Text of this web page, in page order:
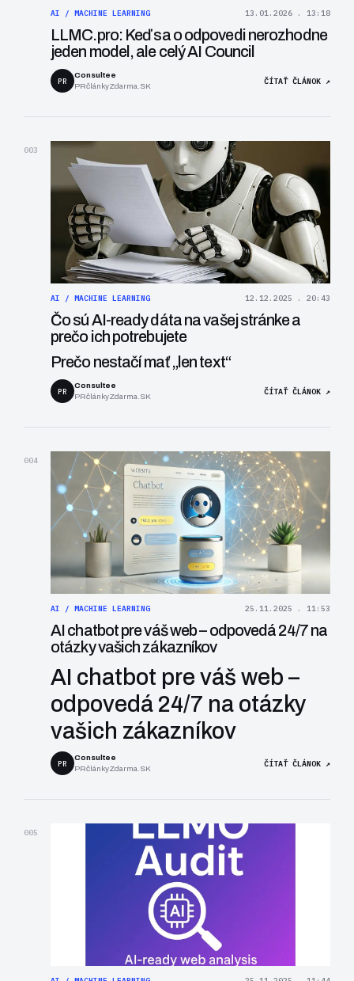
AI / MACHINE LEARNING 13.01.2026 . 13:18
LLMC.pro: Keď sa o odpovedi nerozhodne
jeden model, ale celý AI Council
PR
Consultee
PRčlánkyZdarma.SK
ČÍTAŤ ČLÁNOK ↗
003
AI / MACHINE LEARNING 12.12.2025 . 20:43
Čo sú AI-ready dáta na vašej stránke a
prečo ich potrebujete
Prečo nestačí mať „len text“
PR
Consultee
PRčlánkyZdarma.SK
ČÍTAŤ ČLÁNOK ↗
004
AI / MACHINE LEARNING 25.11.2025 . 11:53
AI chatbot pre váš web – odpovedá 24/7 na
otázky vašich zákazníkov
AI chatbot pre váš web –
odpovedá 24/7 na otázky
vašich zákazníkov
PR
Consultee
PRčlánkyZdarma.SK
ČÍTAŤ ČLÁNOK ↗
005